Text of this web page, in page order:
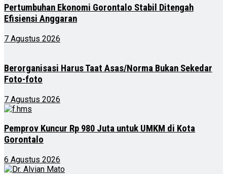
Pertumbuhan Ekonomi Gorontalo Stabil Ditengah
Efisiensi Anggaran
7 Agustus 2026
Berorganisasi Harus Taat Asas/Norma Bukan Sekedar
Foto-foto
7 Agustus 2026
Pemprov Kuncur Rp 980 Juta untuk UMKM di Kota
Gorontalo
6 Agustus 2026